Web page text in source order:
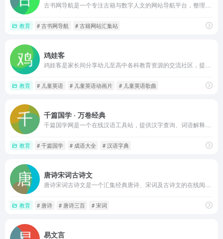
教育 # 古书网导航 # 古籍网站汇集站
鸡娃客
教育 # 儿童英语 # 儿童英语动画片 # 儿童英语歌曲
千篇国学 · 万卷经典
教育 # 千篇国学 # 成语大全 # 汉语字典
唐诗宋词古诗文
教育 # 唐诗 # 唐诗三百 # 宋词
易文言